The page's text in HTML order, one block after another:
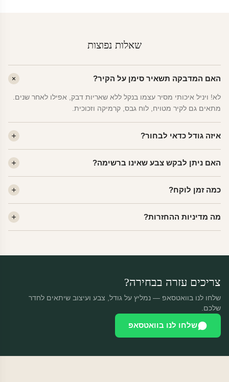
שאלות נפוצות
האם המדבקה תשאיר סימן על הקיר?
לא! ויניל איכותי מסיר עצמו בנקל ללא שאריות דבק, אפילו לאחר שנים.
מתאים גם לקיר מטויח, לוח גבס, קרמיקה וזכוכית.
איזה גודל כדאי לבחור?
שינה של מבוגרים — L. לפינה קטנה — S.
האם ניתן לבקש צבע שאינו ברשימה?
הצבעים זמינים ללא תוספת מחיר.
כמה זמן לוקח?
14:00 — יצאו באותו יום.
מה מדיניות ההחזרות?
צריכים עזרה בבחירה?
שלחו לנו בוואטסאפ — נמליץ על גודל, צבע ועיצוב שיתאים לחדר
שלכם.
שלחו לנו בוואטסאפ